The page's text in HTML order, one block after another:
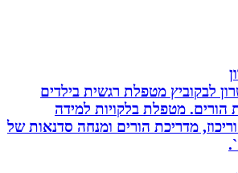
מטפלת רגשית בילדים
מטפלת בלקויות למידה
מדריכת הורים ומנחה סדנאות של